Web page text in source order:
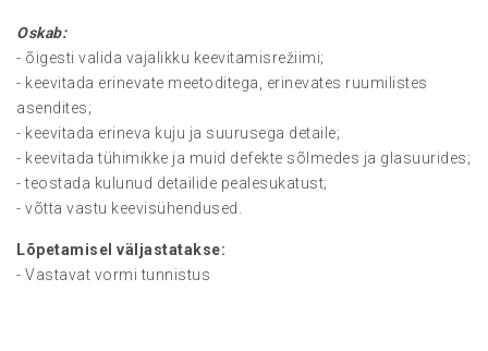
Oskab:
- õigesti valida vajalikku keevitamisrežiimi;
- keevitada erinevate meetoditega, erinevates ruumilistes
asendites;
- keevitada erineva kuju ja suurusega detaile;
- keevitada tühimikke ja muid defekte sõlmedes ja glasuurides;
- teostada kulunud detailide pealesukatust;
- võtta vastu keevisühendused.
Lõpetamisel väljastatakse:
- Vastavat vormi tunnistus